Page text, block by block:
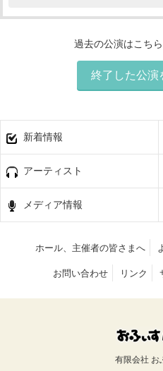
過去の公演はこち
終了した公演
新着情報
アーティスト
メディア情報
ホール、主催者の皆さまへ
お問い合わせ リンク
有限会社 お